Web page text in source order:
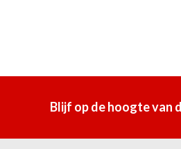
Blijf op de hoogte van